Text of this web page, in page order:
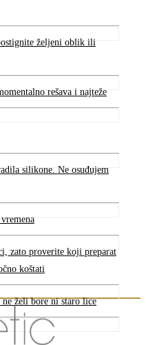
željeni oblik ili
rešava i najteže
silikone. Ne osuđujem
zato proverite koji preparat
koštati
želi bore ni staro lice